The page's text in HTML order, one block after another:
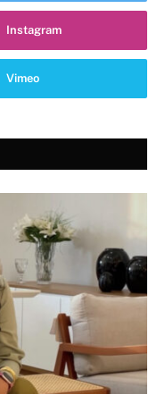
Instagram
Vimeo